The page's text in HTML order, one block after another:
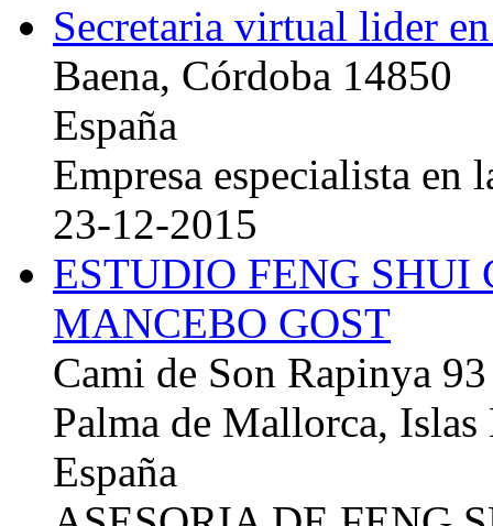
Secretaria virtual lider
Baena, Córdoba 14850
España
Empresa especialista en
23-12-2015
ESTUDIO FENG
MANCEBO GOST
Cami de Son Rapinya 93
Palma de Mallorca, Islas
España